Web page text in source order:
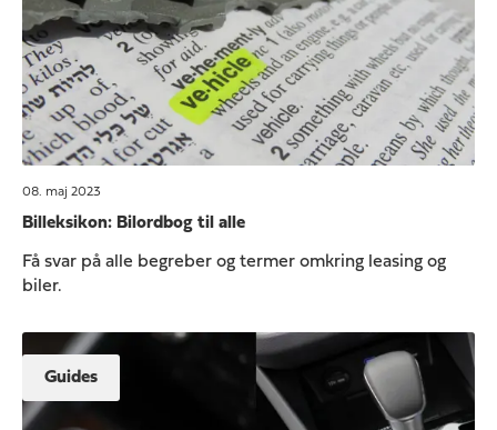
08. maj 2023
Billeksikon: Bilordbog til alle
Få svar på alle begreber og termer omkring leasing og
biler.
Guides